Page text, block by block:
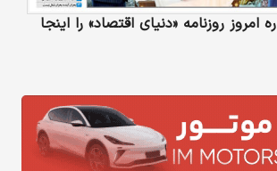
روزنامه «دنیای‌ اقتصاد» را اینجا